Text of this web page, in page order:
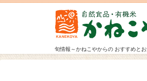
旬情報～かねこやからの おすすめと